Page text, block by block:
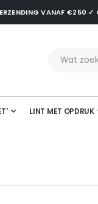
VANAF €250
LINT MET OPDRUK